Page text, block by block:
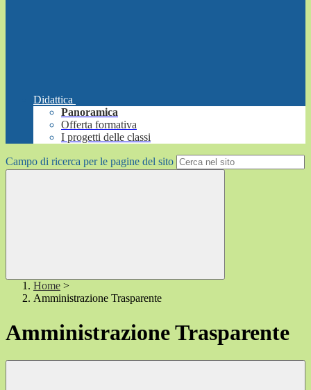
Didattica
Panoramica
Offerta formativa
I progetti delle classi
Campo di ricerca per le pagine del sito
Home >
Amministrazione Trasparente
Amministrazione Trasparente